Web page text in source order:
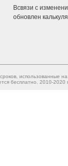
Всвязи с
обновлен
использованные
бесплатно. 2010-2020